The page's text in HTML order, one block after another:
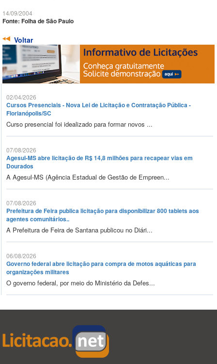
14/09/2004
Fonte: Folha de São Paulo
Voltar
02/04/2026
Cursos Presenciais - Nova Lei de Licitação e Contratação Pública -
Florianópolis/SC
Curso presencial foi idealizado para formar novos ...
07/08/2026
Agesul-MS abre licitação de R$ 14,8 milhões para recapear vias em
Dourados
A Agesul-MS (Agência Estadual de Gestão de Empreen...
07/08/2026
Prefeitura de Feira publica licitação para disponibilizar 800 tablets aos
agentes comunitários..
A Prefeitura de Feira de Santana publicou no Diári...
06/08/2026
Governo federal abre licitação para compra de motos aquáticas para
organizações militares
O governo federal, por meio do Ministério da Defes...